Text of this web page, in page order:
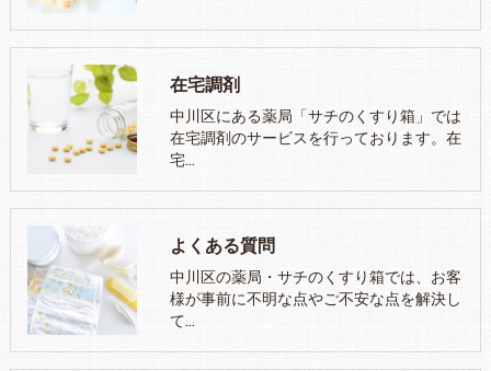
在宅調剤
中川区にある薬局「サチのくすり箱」では
在宅調剤のサービスを行っております。在
宅…
よくある質問
中川区の薬局・サチのくすり箱では、お客
様が事前に不明な点やご不安な点を解決し
て…